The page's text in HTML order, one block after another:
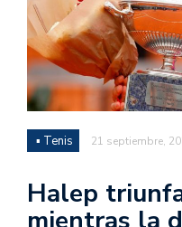
▪ Tenis 21 septiembre,
Halep